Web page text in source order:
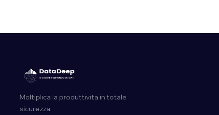
Moltiplica la produttivita in totale
sicurezza